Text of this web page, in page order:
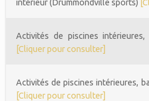
intérieur (Drummondville sports)
Activités de piscines intérieures,
[Cliquer pour consulter]
Activités de piscines intérieures,
[Cliquer pour consulter]